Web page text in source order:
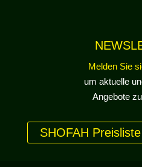
Melden Sie
um aktuelle
Angebote
SHOFAH